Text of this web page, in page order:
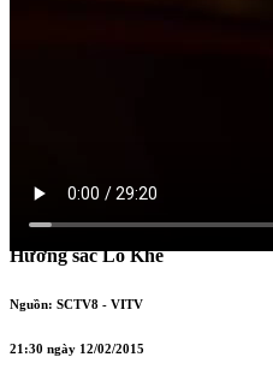
Hương sắc Lỗ Khê
Nguồn: SCTV8 - VITV
21:30 ngày 12/02/2015